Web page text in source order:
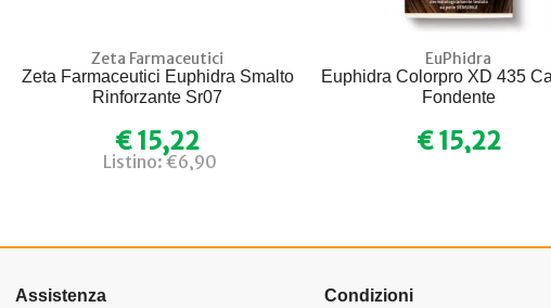
Zeta Farmaceutici
Zeta Farmaceutici Euphidra Smalto
Rinforzante Sr07
€ 15,22
Listino: €6,90
EuPhidra
Euphidra Colorpro XD 435
Fondente
€ 15,22
Assistenza Condizioni